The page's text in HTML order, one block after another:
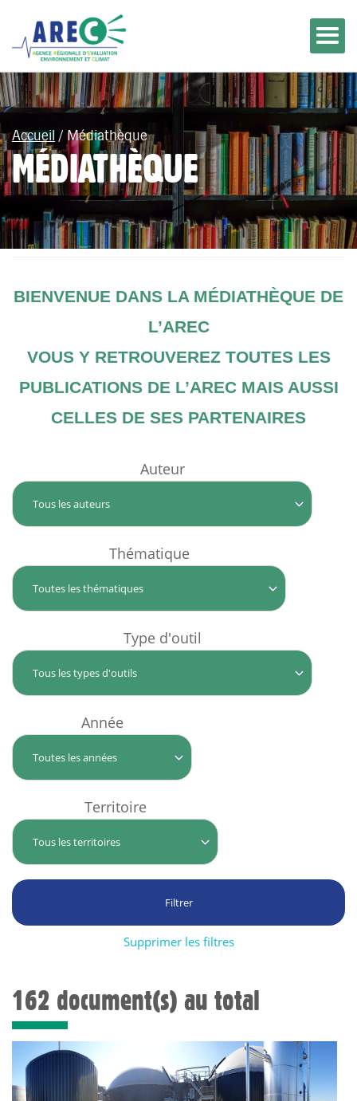
Accueil / Médiathèque
MÉDIATHÈQUE
BIENVENUE DANS LA MÉDIATHÈQUE DE
L’AREC
VOUS Y RETROUVEREZ TOUTES LES
PUBLICATIONS DE L’AREC MAIS AUSSI
CELLES DE SES PARTENAIRES
Auteur
Thématique
Type d'outil
Année
Territoire
Supprimer les filtres
162 document(s) au total